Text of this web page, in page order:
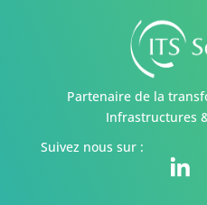
Partenaire de la
Infrastructures
Suivez nous sur :